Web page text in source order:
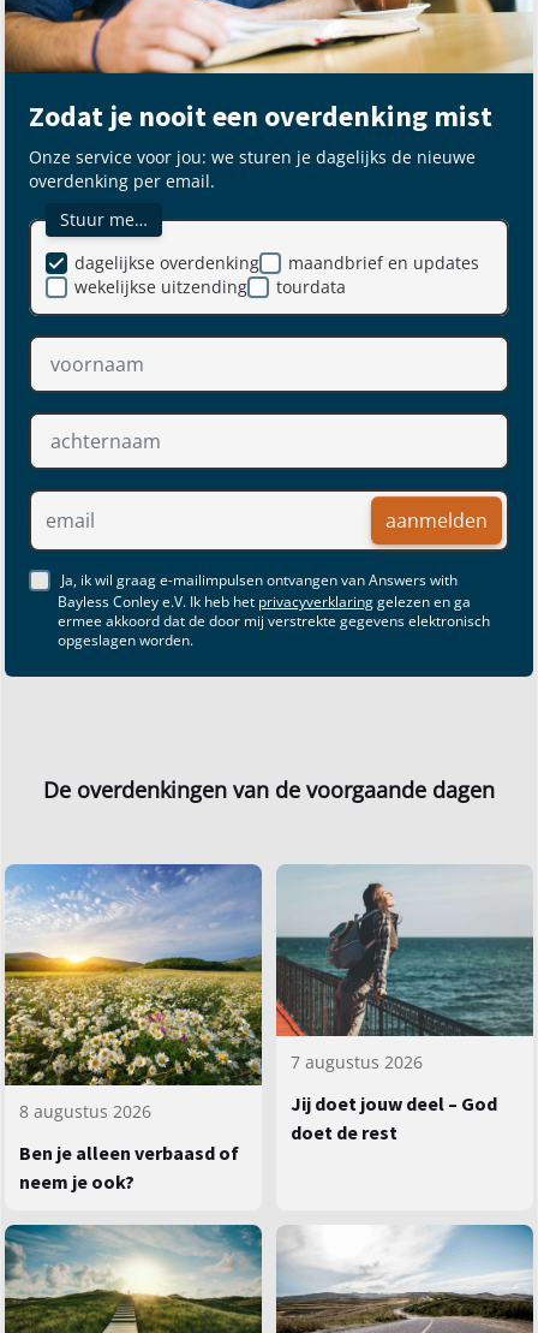
Zodat je nooit een overdenking mist
Onze service voor jou: we sturen je dagelijks de nieuwe
overdenking per email.
Stuur me…
maandbrief en updates
dagelijkse overdenking
wekelijkse uitzending
tourdata
aanmelden
Ja, ik wil graag e-mailimpulsen ontvangen van Answers with
Bayless Conley e.V. Ik heb het privacyverklaringgelezen en ga
ermee akkoord dat de door mij verstrekte gegevens elektronisch
opgeslagen worden.
De overdenkingen van de voorgaande dagen
8 augustus 2026
Ben je alleen verbaasd of
neem je ook?
7 augustus 2026
Jij doet jouw deel – God
doet de rest